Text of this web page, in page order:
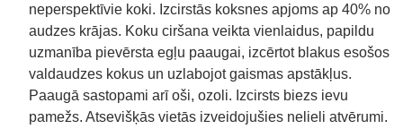
neperspektīvie koki. Izcirstās koksnes apjoms ap 40% no
audzes krājas. Koku ciršana veikta vienlaidus, papildu
uzmanība pievērsta egļu paaugai, izcērtot blakus esošos
valdaudzes kokus un uzlabojot gaismas apstākļus.
Paaugā sastopami arī oši, ozoli. Izcirsts biezs ievu
pamežs. Atsevišķās vietās izveidojušies nelieli atvērumi.